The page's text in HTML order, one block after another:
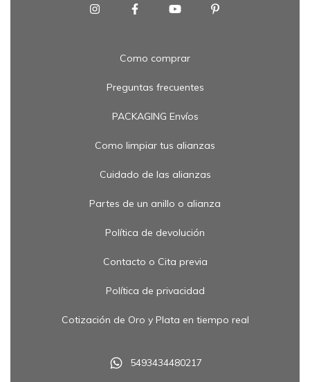
Como comprar
Preguntas frecuentes
PACKAGING Envíos
Como limpiar tus alianzas
Cuidado de las alianzas
Partes de un anillo o alianza
Política de devolución
Contacto o Cita previa
Política de privacidad
Cotización de Oro y Plata en tiempo real
5493434480217